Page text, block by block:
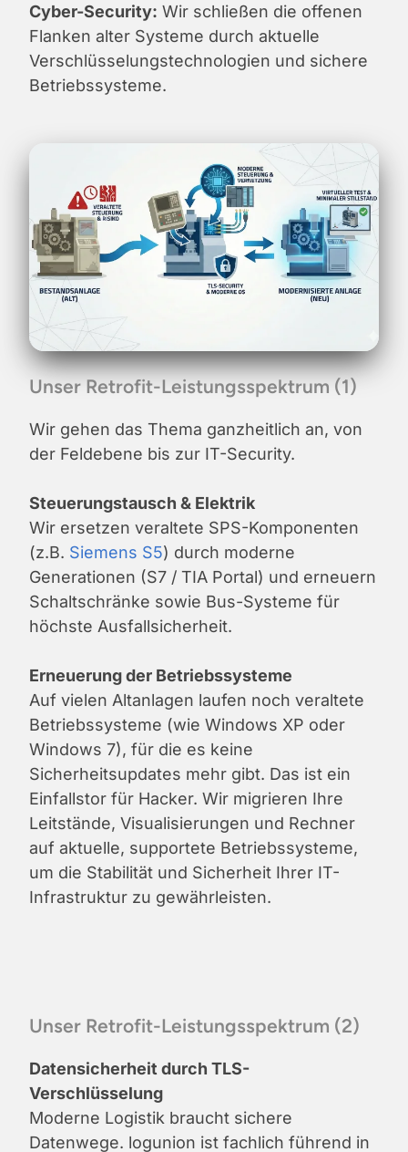
Cyber-Security: Wir schließen die offenen
Flanken alter Systeme durch aktuelle
Verschlüsselungstechnologien und sichere
Betriebssysteme.
Unser Retrofit-Leistungsspektrum (1)
Wir gehen das Thema ganzheitlich an, von
der Feldebene bis zur IT-Security.
Steuerungstausch & Elektrik
Wir ersetzen veraltete SPS-Komponenten
(z.B. Siemens S5) durch moderne
Generationen (S7 / TIA Portal) und erneuern
Schaltschränke sowie Bus-Systeme für
höchste Ausfallsicherheit.
Erneuerung der Betriebssysteme
Auf vielen Altanlagen laufen noch veraltete
Betriebssysteme (wie Windows XP oder
Windows 7), für die es keine
Sicherheitsupdates mehr gibt. Das ist ein
Einfallstor für Hacker. Wir migrieren Ihre
Leitstände, Visualisierungen und Rechner
auf aktuelle, supportete Betriebssysteme,
um die Stabilität und Sicherheit Ihrer IT-
Infrastruktur zu gewährleisten.
Unser Retrofit-Leistungsspektrum (2)
Datensicherheit durch TLS-
Verschlüsselung
Moderne Logistik braucht sichere
Datenwege. logunion ist fachlich führend in